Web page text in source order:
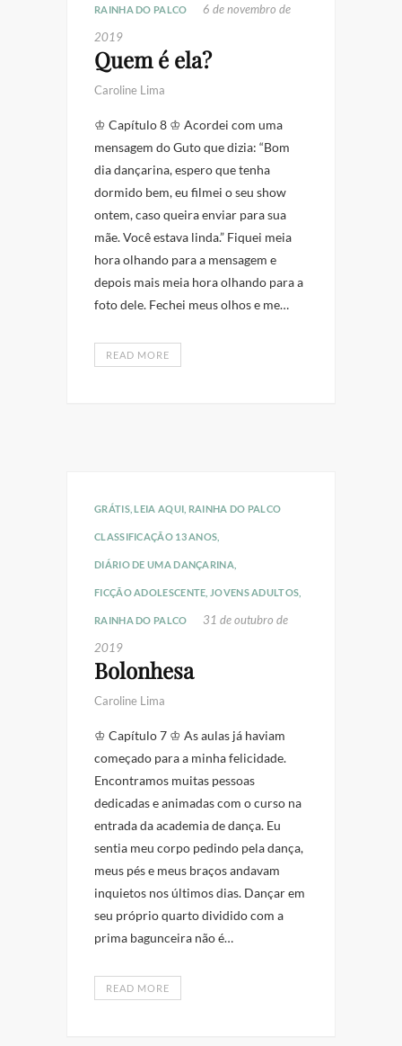
RAINHA DO PALCO
6 de novembro de
2019
Quem é ela?
Caroline Lima
♔ Capítulo 8 ♔ Acordei com uma
mensagem do Guto que dizia: “Bom
dia dançarina, espero que tenha
dormido bem, eu filmei o seu show
ontem, caso queira enviar para sua
mãe. Você estava linda.” Fiquei meia
hora olhando para a mensagem e
depois mais meia hora olhando para a
foto dele. Fechei meus olhos e me…
READ MORE
GRÁTIS,LEIA AQUI RAINHA DO PALCO
CLASSIFICAÇÃO 13 ANOS
DIÁRIO DE UMA DANÇARINA,
FICÇÃO ADOLESCENTE JOVENS ADULTOS
RAINHA DO PALCO
31 de outubro de
2019
Bolonhesa
Caroline Lima
♔ Capítulo 7 ♔ As aulas já haviam
começado para a minha felicidade.
Encontramos muitas pessoas
dedicadas e animadas com o curso na
entrada da academia de dança. Eu
sentia meu corpo pedindo pela dança,
meus pés e meus braços andavam
inquietos nos últimos dias. Dançar em
seu próprio quarto dividido com a
prima bagunceira não é…
READ MORE